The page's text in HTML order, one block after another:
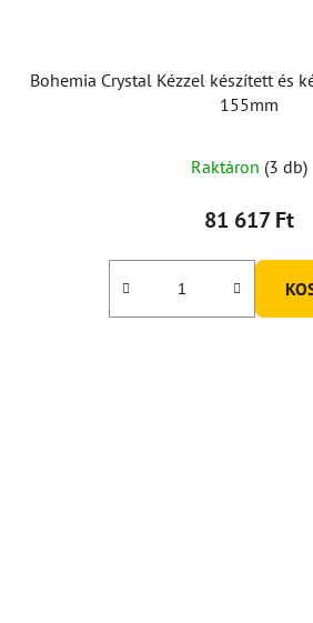
Bohemia Crystal Kézzel készített és
155mm
Raktáron (3 db)
81 617 Ft